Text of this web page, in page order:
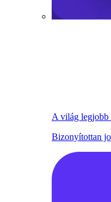
A világ legjobb
Bizonyítottan